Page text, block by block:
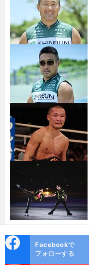
ok
Facebookで
フォローする